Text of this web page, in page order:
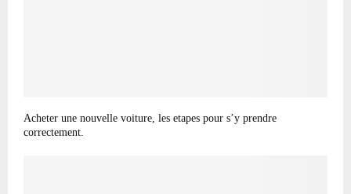
Acheter une nouvelle voiture, les etapes pour s’y prendre
correctement.